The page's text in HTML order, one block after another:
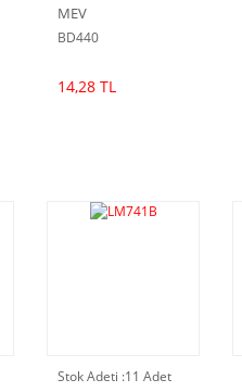
MEV
BD440
14,28 TL
Stok Adeti :11 Adet